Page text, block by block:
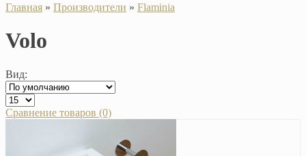
Главная » Производители » Flaminia
Volo
Вид:
Сравнение товаров (0)